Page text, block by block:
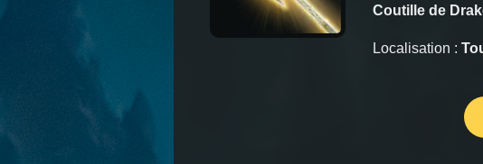
Coutille de
Localisation :